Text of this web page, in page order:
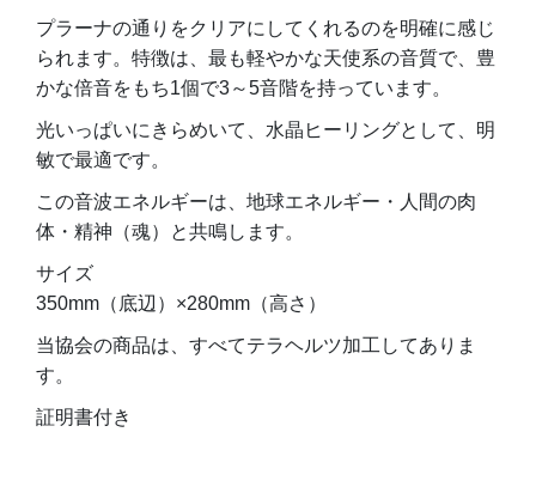
プラーナの通りをクリアにしてくれるのを明確に感じ
られます。特徴は、最も軽やかな天使系の音質で、豊
かな倍音をもち1個で3～5音階を持っています。
光いっぱいにきらめいて、水晶ヒーリングとして、明
敏で最適です。
この音波エネルギーは、地球エネルギー・人間の肉
体・精神（魂）と共鳴します。
サイズ
350mm（底辺）×280mm（高さ）
当協会の商品は、すべてテラヘルツ加工してありま
す。
証明書付き